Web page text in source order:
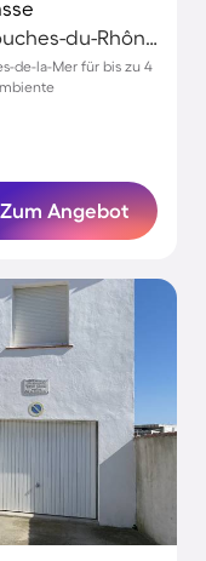
Saintes-Maries-de-la-Mer, Bouches-du-Rhône, Frankreich
de-la-Mer für bis zu 4
Zum Angebot